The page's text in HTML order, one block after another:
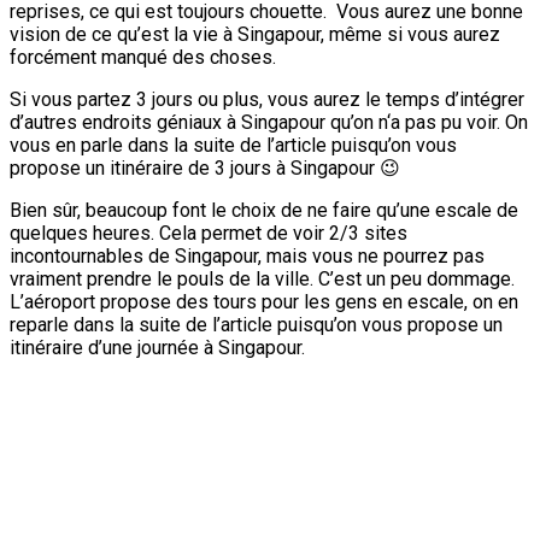
reprises, ce qui est toujours chouette. Vous aurez une bonne
vision de ce qu’est la vie à Singapour, même si vous aurez
forcément manqué des choses.
Si vous partez 3 jours ou plus, vous aurez le temps d’intégrer
d’autres endroits géniaux à Singapour qu’on n‘a pas pu voir. On
vous en parle dans la suite de l’article puisqu’on vous
propose un itinéraire de 3 jours à Singapour 😉
Bien sûr, beaucoup font le choix de ne faire qu’une escale de
quelques heures. Cela permet de voir 2/3 sites
incontournables de Singapour, mais vous ne pourrez pas
vraiment prendre le pouls de la ville. C’est un peu dommage.
L’aéroport propose des tours pour les gens en escale, on en
reparle dans la suite de l’article puisqu’on vous propose un
itinéraire d’une journée à Singapour.